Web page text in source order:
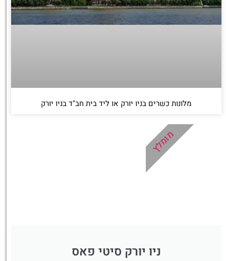
מלונות כשרים בניו יורק או ליד בית חב"ד בניו יורק
ניו יורק סיטי פאס
מומלץ